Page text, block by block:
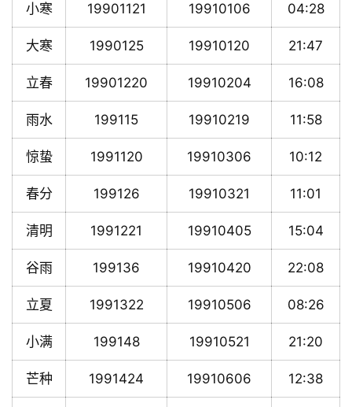
小寒 19901121 19910106 04:28
大寒 1990125 19910120 21:47
立春 19901220 19910204 16:08
雨水 199115 19910219 11:58
惊蛰 1991120 19910306 10:12
春分 199126 19910321 11:01
清明 1991221 19910405 15:04
谷雨 199136 19910420 22:08
立夏 1991322 19910506 08:26
小满 199148 19910521 21:20
芒种 1991424 19910606 12:38